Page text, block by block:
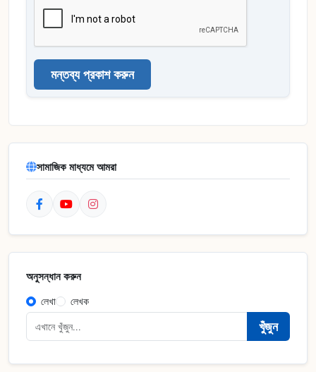
মন্তব্য প্রকাশ করুন
সামাজিক মাধ্যমে আমরা
অনুসন্ধান করুন
লেখা লেখক
খুঁজুন